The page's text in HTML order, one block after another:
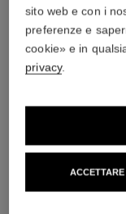
fondotinta con la
il prodotto
sito web e con i
preferenze e
cookie» e in
privacy.